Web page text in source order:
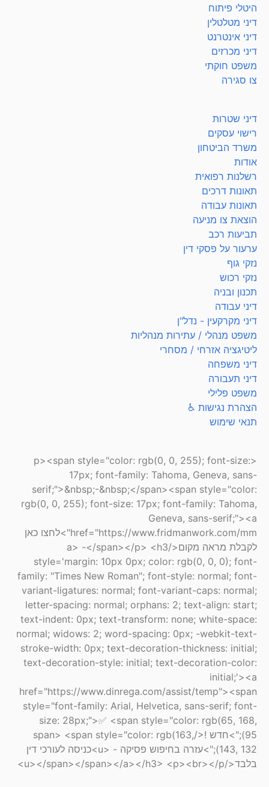
היטלי פיתוח
דיני מטלטלין
דיני אינטרנט
דיני מכרזים
משפט חוקתי
צו סגירה
דיני שטרות
רישוי עסקים
משרד הביטחון
אודות
רשלנות רפואית
תאונות דרכים
תאונות עבודה
הוצאת צו מניעה
תביעות רכב
ערעור על פסקי דין
נזקי גוף
נזקי רכוש
תכנון ובניה
דיני עבודה
דיני מקרקעין - נדל"ן
משפט מנהלי / עתירות מנהליות
ליטיגציה אזרחי / מסחרי
דיני משפחה
דיני תעבורה
משפט פלילי
הצהרת נגישות ♿
תנאי שימוש
<p><span style="color: rgb(0, 0, 255); font-size:
17px; font-family: Tahoma, Geneva, sans-
serif;">&nbsp;-&nbsp;</span><span style="color:
rgb(0, 0, 255); font-size: 17px; font-family: Tahoma,
Geneva, sans-serif;"><a
href="https://www.fridmanwork.com/mm">לחצו כאן
לקבלת מראה מקום</a> -</span></p> <h3
style='margin: 10px 0px; color: rgb(0, 0, 0); font-
family: "Times New Roman"; font-style: normal; font-
variant-ligatures: normal; font-variant-caps: normal;
letter-spacing: normal; orphans: 2; text-align: start;
text-indent: 0px; text-transform: none; white-space:
normal; widows: 2; word-spacing: 0px; -webkit-text-
stroke-width: 0px; text-decoration-thickness: initial;
text-decoration-style: initial; text-decoration-color:
initial;'><a
href="https://www.dinrega.com/assist/temp"><span
style="font-family: Arial, Helvetica, sans-serif; font-
size: 28px;">✅ <span style="color: rgb(65, 168,
95);">חדש !</span> <span style="color: rgb(163,
143, 132);">עזרה בחיפוש פסיקה - <u>כניסה לעורכי דין
בלבד</u></span></span></a></h3> <p><br></p>